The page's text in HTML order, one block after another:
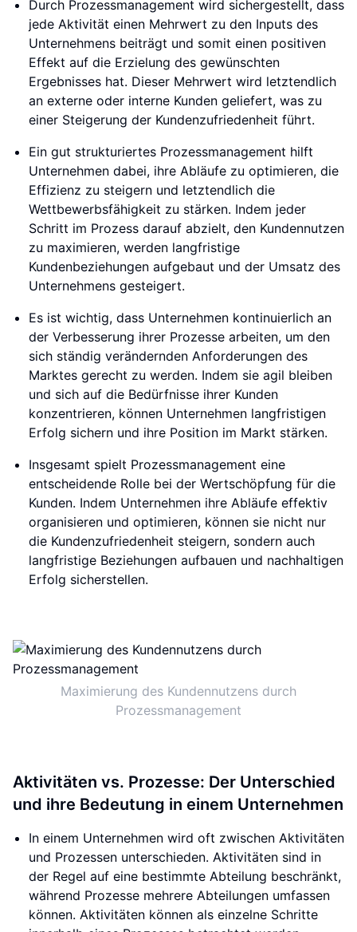
Durch Prozessmanagement wird sichergestellt, dass
jede Aktivität einen Mehrwert zu den Inputs des
Unternehmens beiträgt und somit einen positiven
Effekt auf die Erzielung des gewünschten
Ergebnisses hat. Dieser Mehrwert wird letztendlich
an externe oder interne Kunden geliefert, was zu
einer Steigerung der Kundenzufriedenheit führt.
Ein gut strukturiertes Prozessmanagement hilft
Unternehmen dabei, ihre Abläufe zu optimieren, die
Effizienz zu steigern und letztendlich die
Wettbewerbsfähigkeit zu stärken. Indem jeder
Schritt im Prozess darauf abzielt, den Kundennutzen
zu maximieren, werden langfristige
Kundenbeziehungen aufgebaut und der Umsatz des
Unternehmens gesteigert.
Es ist wichtig, dass Unternehmen kontinuierlich an
der Verbesserung ihrer Prozesse arbeiten, um den
sich ständig verändernden Anforderungen des
Marktes gerecht zu werden. Indem sie agil bleiben
und sich auf die Bedürfnisse ihrer Kunden
konzentrieren, können Unternehmen langfristigen
Erfolg sichern und ihre Position im Markt stärken.
Insgesamt spielt Prozessmanagement eine
entscheidende Rolle bei der Wertschöpfung für die
Kunden. Indem Unternehmen ihre Abläufe effektiv
organisieren und optimieren, können sie nicht nur
die Kundenzufriedenheit steigern, sondern auch
langfristige Beziehungen aufbauen und nachhaltigen
Erfolg sicherstellen.
Maximierung des Kundennutzens durch
Prozessmanagement
Aktivitäten vs. Prozesse: Der Unterschied
und ihre Bedeutung in einem Unternehmen
In einem Unternehmen wird oft zwischen Aktivitäten
und Prozessen unterschieden. Aktivitäten sind in
der Regel auf eine bestimmte Abteilung beschränkt,
während Prozesse mehrere Abteilungen umfassen
können. Aktivitäten können als einzelne Schritte